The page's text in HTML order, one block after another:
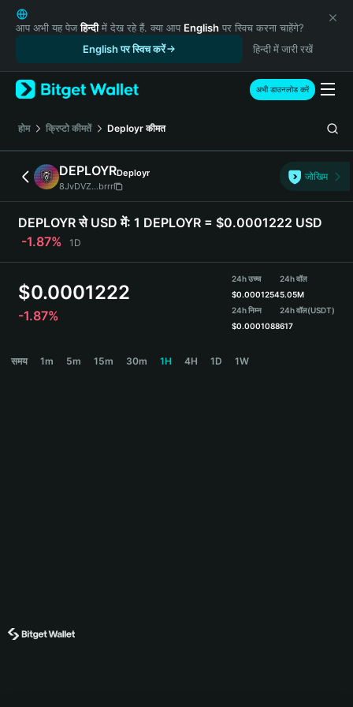
English
日本語
Русский
Español (Latinoamérica)
Türkçe
Italiano
Deutsch
简体中文
繁體中文
Português (Portugal)
Bahasa Indonesia
Español
आप अभी यह पेजहिन्दीमें देख रहे हैं. क्या आप English पर स्विच करना चाहेंगे?
English पर स्विच करें
हिन्दी में जारी रखें
अभी डाउनलोड करें
होम क्रिप्टो कीमतें Deployr कीमत
DEPLOYRDeployr
8JvDVZ...brrr
जोखिम
DEPLOYR से USD में: 1 DEPLOYR = $0.0001222 USD
-1.87%
1D
$0.0001222
-1.87%
24h उच्च
$0.0001254
24h निम्न
$0.0001088
24h वॉल
5.05M
24h वॉल(USDT)
617
समय 1m 5m 15m 30m 1H 4H 1D 1W